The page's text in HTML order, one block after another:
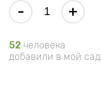
- +
52 человека
добавили в мой сад